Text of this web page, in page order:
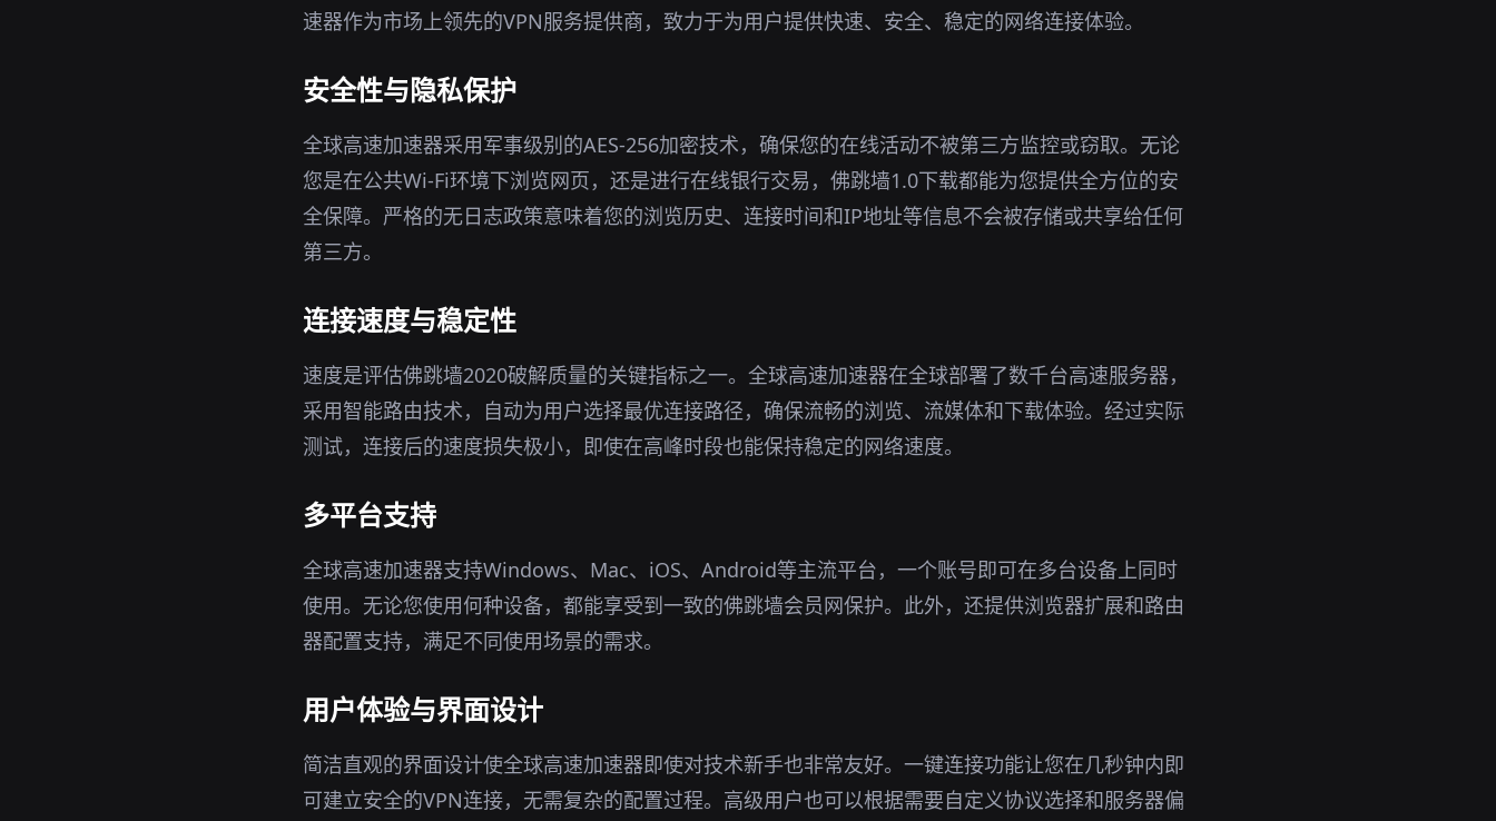
速器作为市场上领先的VPN服务提供商，致力于为用户提供快速、安全、稳定的网络连接体验。
安全性与隐私保护
全球高速加速器采用军事级别的AES-256加密技术，确保您的在线活动不被第三方监控或窃取。无论
您是在公共Wi-Fi环境下浏览网页，还是进行在线银行交易，佛跳墙1.0下载都能为您提供全方位的安
全保障。严格的无日志政策意味着您的浏览历史、连接时间和IP地址等信息不会被存储或共享给任何
第三方。
连接速度与稳定性
速度是评估佛跳墙2020破解质量的关键指标之一。全球高速加速器在全球部署了数千台高速服务器，
采用智能路由技术，自动为用户选择最优连接路径，确保流畅的浏览、流媒体和下载体验。经过实际
测试，连接后的速度损失极小，即使在高峰时段也能保持稳定的网络速度。
多平台支持
全球高速加速器支持Windows、Mac、iOS、Android等主流平台，一个账号即可在多台设备上同时
使用。无论您使用何种设备，都能享受到一致的佛跳墙会员网保护。此外，还提供浏览器扩展和路由
器配置支持，满足不同使用场景的需求。
用户体验与界面设计
简洁直观的界面设计使全球高速加速器即使对技术新手也非常友好。一键连接功能让您在几秒钟内即
可建立安全的VPN连接，无需复杂的配置过程。高级用户也可以根据需要自定义协议选择和服务器偏